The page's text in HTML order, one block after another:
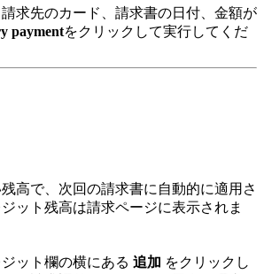
求先のカード、請求書の日付、金額が
paymentをクリックして実行してくだ
高で、次回の請求書に自動的に適用さ
ット残高は請求ページに表示されま
ット欄の横にある 追加 をクリックし